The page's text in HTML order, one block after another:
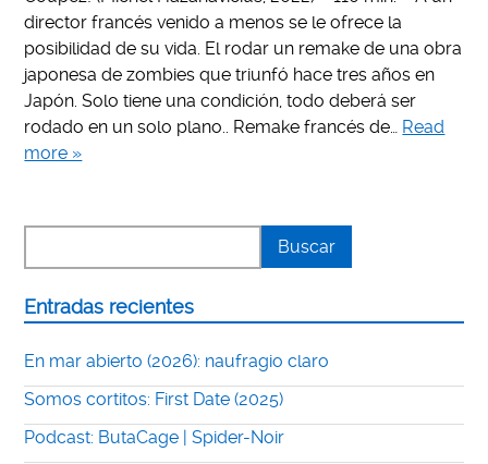
director francés venido a menos se le ofrece la
posibilidad de su vida. El rodar un remake de una obra
japonesa de zombies que triunfó hace tres años en
Japón. Solo tiene una condición, todo deberá ser
rodado en un solo plano.. Remake francés de… Read
more »
Entradas recientes
En mar abierto (2026): naufragio claro
Somos cortitos: First Date (2025)
Podcast: ButaCage | Spider-Noir